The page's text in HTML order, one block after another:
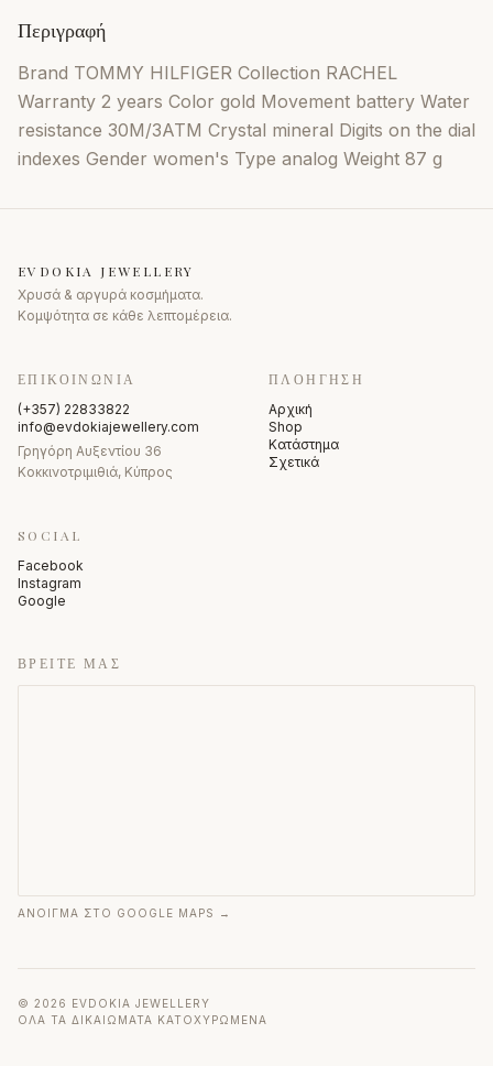
Περιγραφή
Brand TOMMY HILFIGER Collection RACHEL
Warranty 2 years Color gold Movement battery Water
resistance 30M/3ATM Crystal mineral Digits on the dial
indexes Gender women's Type analog Weight 87 g
EVDOKIA JEWELLERY
Χρυσά & αργυρά κοσμήματα.
Κομψότητα σε κάθε λεπτομέρεια.
ΕΠΙΚΟΙΝΩΝΊΑ
(+357) 22833822
info@evdokiajewellery.com
Γρηγόρη Αυξεντίου 36
Κοκκινοτριμιθιά, Κύπρος
ΠΛΟΉΓΗΣΗ
Αρχική
Shop
Κατάστημα
Σχετικά
SOCIAL
Facebook
Instagram
Google
ΒΡΕΊΤΕ ΜΑΣ
ΆΝΟΙΓΜΑ ΣΤΟ GOOGLE MAPS →
© 2026 EVDOKIA JEWELLERY
ΌΛΑ ΤΑ ΔΙΚΑΙΏΜΑΤΑ ΚΑΤΟΧΥΡΩΜΈΝΑ